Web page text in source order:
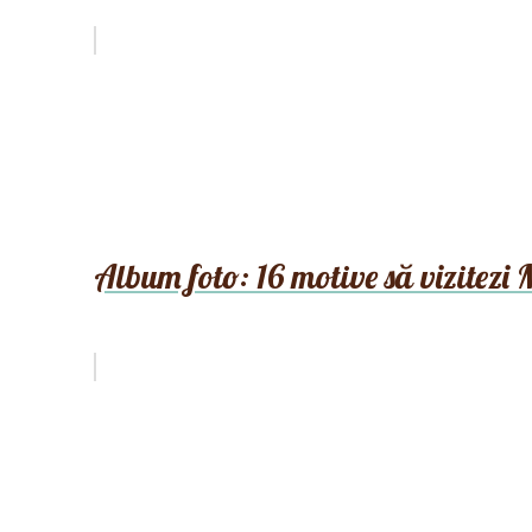
Album foto: 16 motive să vizitezi